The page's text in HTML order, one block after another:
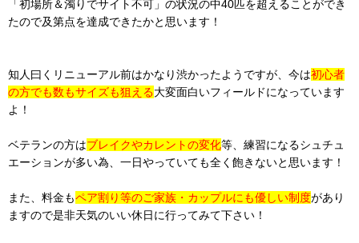
「初場所＆濁りでサイト不可」の状況の中40匹を超えることができ
たので及第点を達成できたかと思います！
知人曰くリニューアル前はかなり渋かったようですが、今は初心者
の方でも数もサイズも狙える大変面白いフィールドになっています
よ！
ベテランの方はブレイクやカレントの変化等、練習になるシュチュ
エーションが多い為、一日やっていても全く飽きないと思います！
また、料金もペア割り等のご家族・カップルにも優しい制度があり
ますので是非天気のいい休日に行ってみて下さい！